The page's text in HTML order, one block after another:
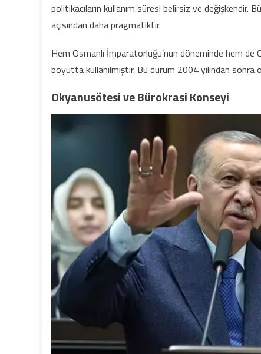
politikacıların kullanım süresi belirsiz ve değişkendir.
açısından daha pragmatiktir.
Hem Osmanlı İmparatorluğu’nun döneminde hem
boyutta kullanılmıştır. Bu durum 2004 yılından
Okyanusötesi ve Bürokrasi Konseyi